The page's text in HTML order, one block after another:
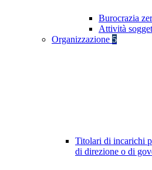
Burocrazia
Attività
Organizzazione 5
Titolari di incarichi
di direzione o di